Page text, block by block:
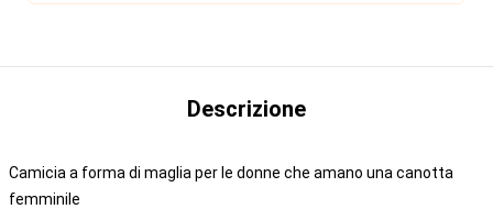
Descrizione
Camicia a forma di maglia per le donne che amano una canotta
femminile